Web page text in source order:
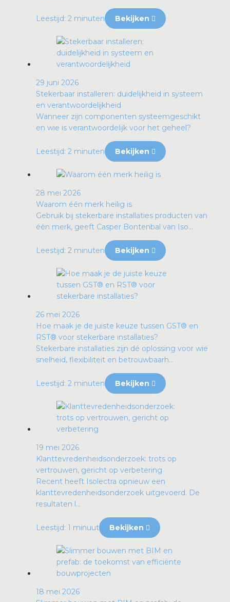
Leestijd: 2 minuten Bekijken
29 juni 2026
Stekerbaar installeren: duidelijkheid in systeem
en verantwoordelijkheid
Wanneer zijn componenten systeemgeschikt
en wie is verantwoordelijk voor het geheel?
Leestijd: 2 minuten Bekijken
28 mei 2026
Waarom één merk heilig is
Gebruik bij stekerbare installaties producten van
één merk, geeft Casper Bontenbal van Iso...
Leestijd: 2 minuten Bekijken
26 mei 2026
Hoe maak je de juiste keuze tussen GST® en
RST® voor stekerbare installaties?
Stekerbare installaties zijn dé oplossing voor wie
snelheid, flexibiliteit en betrouwbaarh...
Leestijd: 2 minuten Bekijken
19 mei 2026
Klanttevredenheidsonderzoek: trots op
vertrouwen, gericht op verbetering
Recent heeft Isolectra opnieuw een
klanttevredenheidsonderzoek uitgevoerd. De
resultaten l...
Leestijd: 1 minuut Bekijken
18 mei 2026